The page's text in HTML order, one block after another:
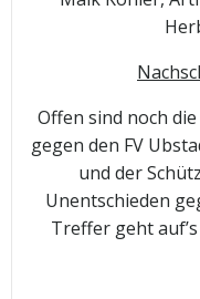
Offen sind noch
gegen den FV
und der
Unentschieden
Treffer geht